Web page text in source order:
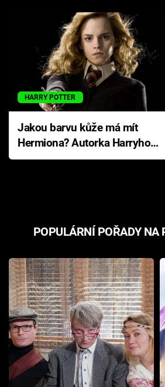
HARRY POTTER
Jakou barvu kůže má mít
Hermiona? Autorka Harryho
Pottera přišla s ráznou
POPULÁRNÍ POŘADY NA